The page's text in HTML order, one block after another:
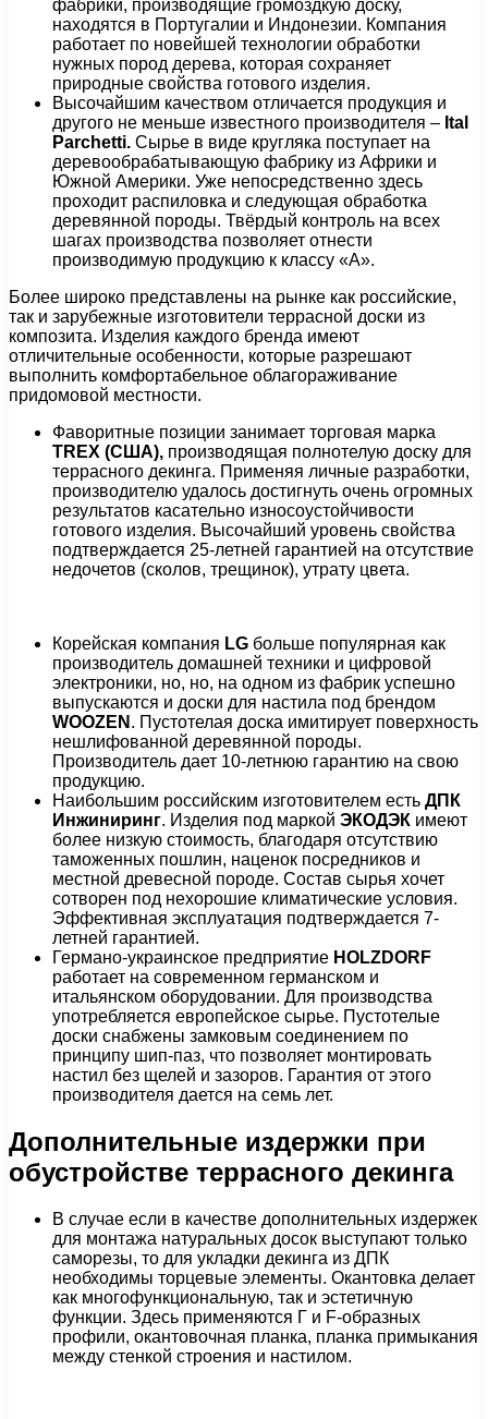
фабрики, производящие громоздкую доску,
находятся в Португалии и Индонезии. Компания
работает по новейшей технологии обработки
нужных пород дерева, которая сохраняет
природные свойства готового изделия.
Высочайшим качеством отличается продукция и
другого не меньше известного производителя – Ital
Parchetti. Сырье в виде кругляка поступает на
деревообрабатывающую фабрику из Африки и
Южной Америки. Уже непосредственно здесь
проходит распиловка и следующая обработка
деревянной породы. Твёрдый контроль на всех
шагах производства позволяет отнести
производимую продукцию к классу «А».
Более широко представлены на рынке как российские,
так и зарубежные изготовители террасной доски из
композита. Изделия каждого бренда имеют
отличительные особенности, которые разрешают
выполнить комфортабельное облагораживание
придомовой местности.
Фаворитные позиции занимает торговая марка
TREX (США), производящая полнотелую доску для
террасного декинга. Применяя личные разработки,
производителю удалось достигнуть очень огромных
результатов касательно износоустойчивости
готового изделия. Высочайший уровень свойства
подтверждается 25-летней гарантией на отсутствие
недочетов (сколов, трещинок), утрату цвета.
Корейская компания LG больше популярная как
производитель домашней техники и цифровой
электроники, но, но, на одном из фабрик успешно
выпускаются и доски для настила под брендом
WOOZEN . Пустотелая доска имитирует поверхность
нешлифованной деревянной породы.
Производитель дает 10-летнюю гарантию на свою
продукцию.
Наибольшим российским изготовителем есть ДПК
Инжиниринг. Изделия под маркой ЭКОДЭК имеют
более низкую стоимость, благодаря отсутствию
таможенных пошлин, наценок посредников и
местной древесной породе. Состав сырья хочет
сотворен под нехорошие климатические условия.
Эффективная эксплуатация подтверждается 7-
летней гарантией.
Германо-украинское предприятие HOLZDORF
работает на современном германском и
итальянском оборудовании. Для производства
употребляется европейское сырье. Пустотелые
доски снабжены замковым соединением по
принципу шип-паз, что позволяет монтировать
настил без щелей и зазоров. Гарантия от этого
производителя дается на семь лет.
Дополнительные издержки при
обустройстве террасного декинга
В случае если в качестве дополнительных издержек
для монтажа натуральных досок выступают только
саморезы, то для укладки декинга из ДПК
необходимы торцевые элементы. Окантовка делает
как многофункциональную, так и эстетичную
функции. Здесь применяются Г и F-образных
профили, окантовочная планка, планка примыкания
между стенкой строения и настилом.